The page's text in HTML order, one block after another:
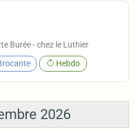
Burée - chez le Luthier
Hebdo
2026